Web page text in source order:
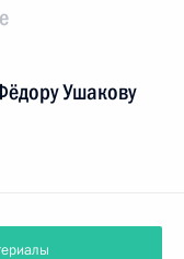
Ушакову